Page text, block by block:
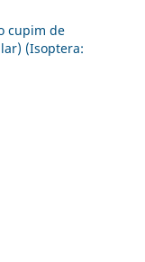
cupim de
(Isoptera: